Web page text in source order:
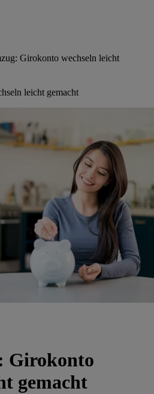
Girokonto wechseln leicht
leicht gemacht
Girokonto
gemacht